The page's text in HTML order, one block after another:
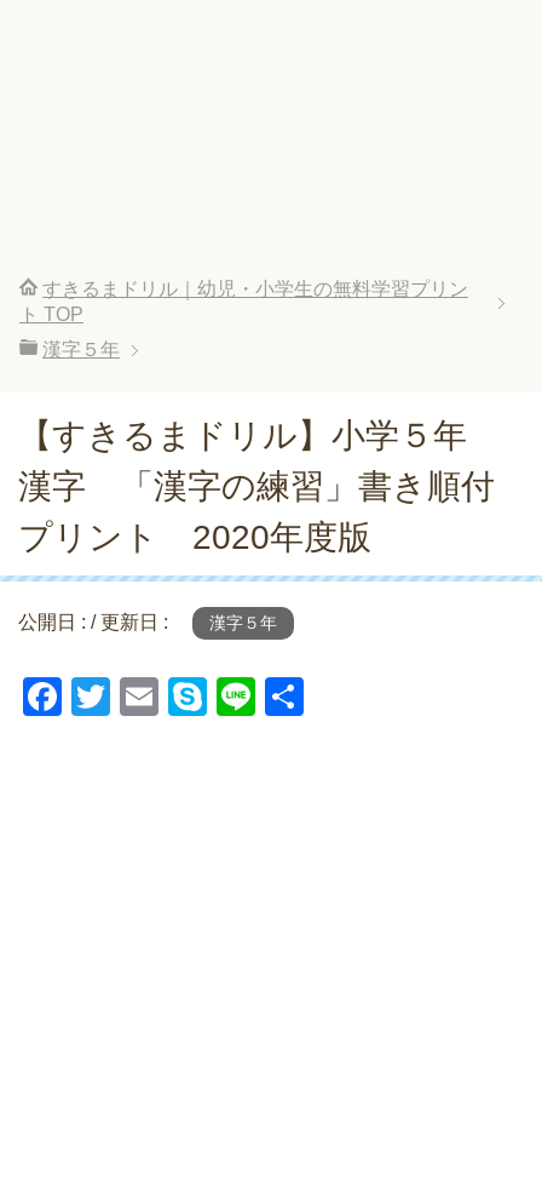
すきるまドリル｜幼児・小学生の無料学習プリン
ト TOP
漢字５年
【すきるまドリル】小学５年
漢字 「漢字の練習」書き順付
プリント 2020年度版
公開日 : / 更新日 : 漢字５年
F
T
E
S
Li